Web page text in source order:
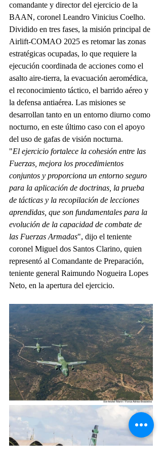
comandante y director del ejercicio de la
BAAN, coronel Leandro Vinicius Coelho.
Dividido en tres fases, la misión principal de
Airlift-COMAO 2025 es retomar las zonas
estratégicas ocupadas, lo que requiere la
ejecución coordinada de acciones como el
asalto aire-tierra, la evacuación aeromédica,
el reconocimiento táctico, el barrido aéreo y
la defensa antiaérea. Las misiones se
desarrollan tanto en un entorno diurno como
nocturno, en este último caso con el apoyo
del uso de gafas de visión nocturna.
"El ejercicio fortalece la cohesión entre las
Fuerzas, mejora los procedimientos
conjuntos y proporciona un entorno seguro
para la aplicación de doctrinas, la prueba
de tácticas y la recopilación de lecciones
aprendidas, que son fundamentales para la
evolución de la capacidad de combate de
las Fuerzas Armadas", dijo el teniente
coronel Miguel dos Santos Clarino, quien
representó al Comandante de Preparación,
teniente general Raimundo Nogueira Lopes
Neto, en la apertura del ejercicio.